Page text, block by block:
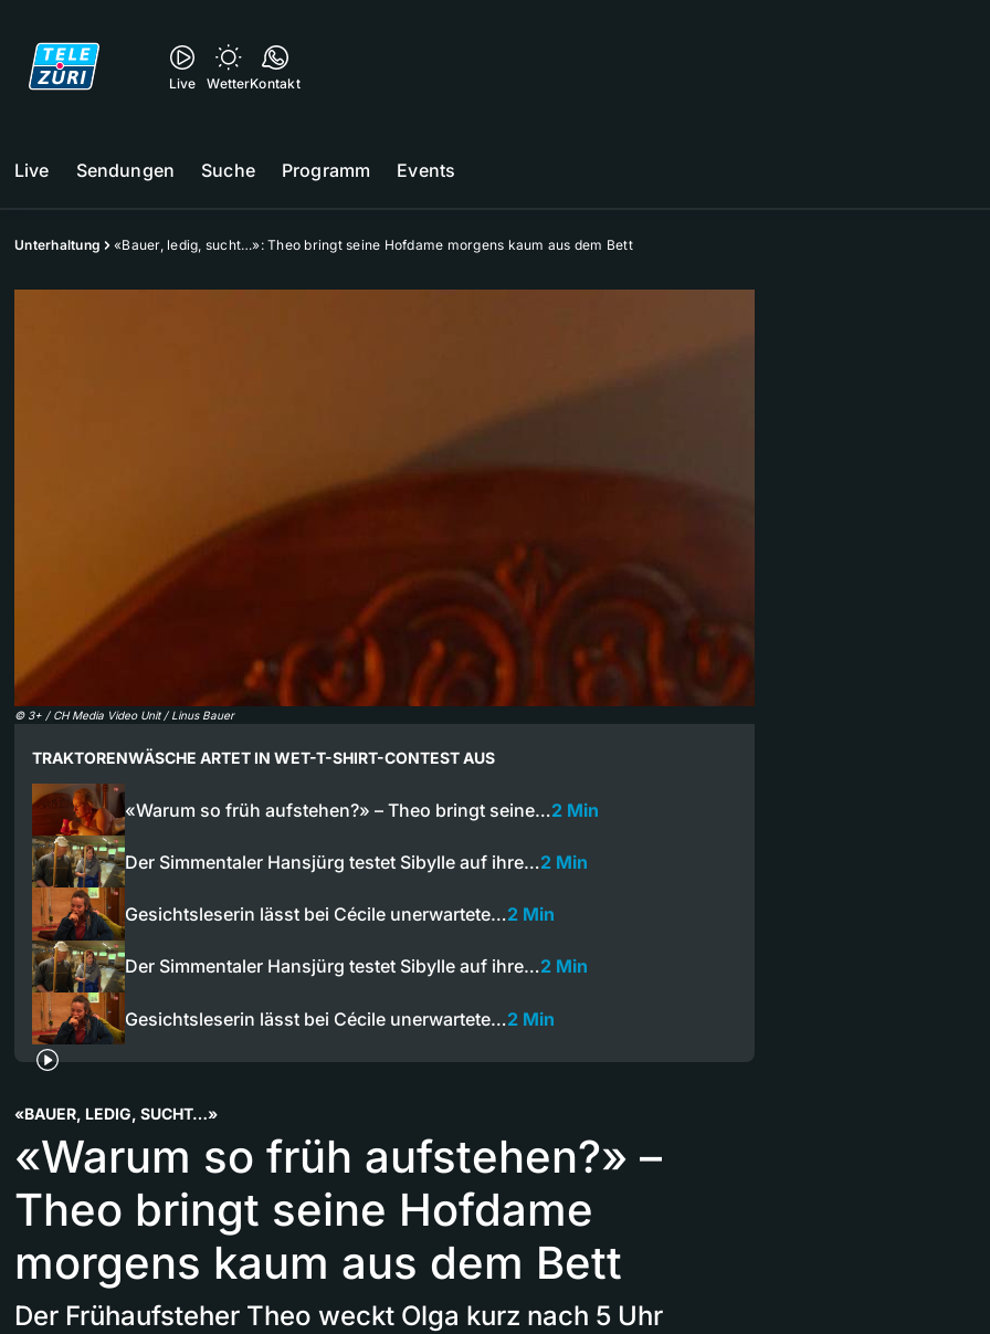
Live WetterKontakt
Live Sendungen Suche Programm Events
Unterhaltung «Bauer, ledig, sucht…»: Theo bringt seine Hofdame morgens kaum aus dem Bett
© 3+ / CH Media Video Unit / Linus Bauer
TRAKTORENWÄSCHE ARTET IN WET-T-SHIRT-CONTEST AUS
«Warum so früh aufstehen?» – Theo bringt seine…2 Min
Der Simmentaler Hansjürg testet Sibylle auf ihre…2 Min
Gesichtsleserin lässt bei Cécile unerwartete…2 Min
Der Simmentaler Hansjürg testet Sibylle auf ihre…2 Min
Gesichtsleserin lässt bei Cécile unerwartete…2 Min
«BAUER, LEDIG, SUCHT…»
«Warum so früh aufstehen?» –
Theo bringt seine Hofdame
morgens kaum aus dem Bett
Der Frühaufsteher Theo weckt Olga kurz nach 5 Uhr